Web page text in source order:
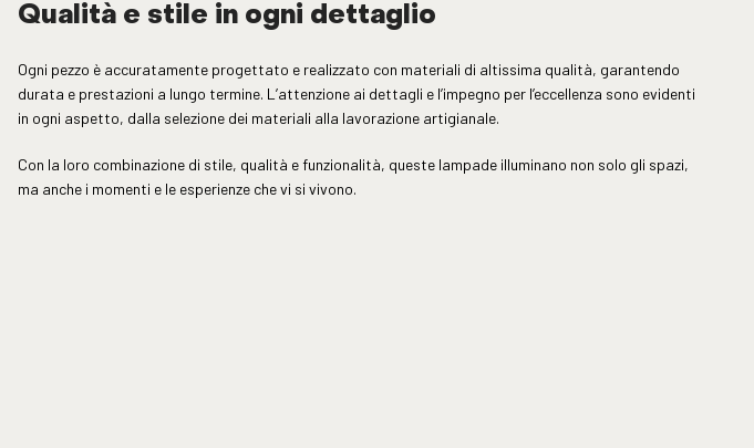
Qualità e stile in ogni dettaglio
Ogni pezzo è accuratamente progettato e realizzato con materiali di altissima qualità, garantendo
durata e prestazioni a lungo termine. L’attenzione ai dettagli e l’impegno per l’eccellenza sono evidenti
in ogni aspetto, dalla selezione dei materiali alla lavorazione artigianale.
Con la loro combinazione di stile, qualità e funzionalità, queste lampade illuminano non solo gli spazi,
ma anche i momenti e le esperienze che vi si vivono.